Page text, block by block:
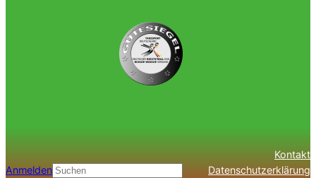
AnmeldenSuchen
Kontakt
Datenschutzerklärung